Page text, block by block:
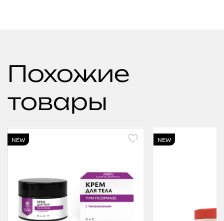
Похожие
товары
NEW NEW